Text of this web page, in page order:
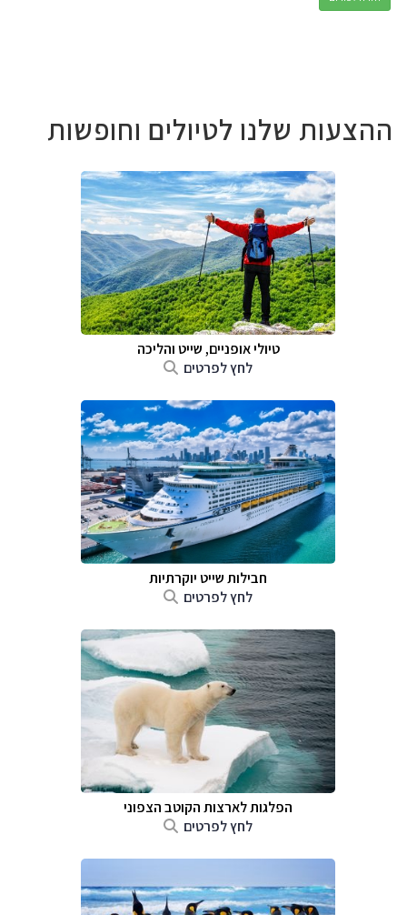
ההצעות שלנו לטיולים וחופשות
טיולי אופניים, שייט והליכה
לחץ לפרטים
חבילות שייט יוקרתיות
לחץ לפרטים
הפלגות לארצות הקוטב הצפוני
לחץ לפרטים